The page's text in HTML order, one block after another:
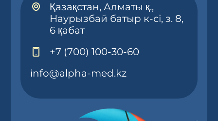
Қазақстан, Алматы қ.,
Наурызбай батыр к-сі, з. 8,
6 қабат
+7 (700) 100-30-60
info@alpha-med.kz